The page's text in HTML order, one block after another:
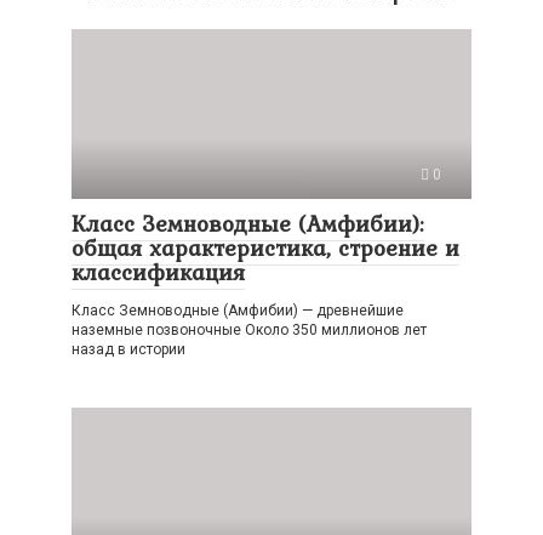
0
Класс Земноводные (Амфибии):
общая характеристика, строение и
классификация
Класс Земноводные (Амфибии) — древнейшие
наземные позвоночные Около 350 миллионов лет
назад в истории